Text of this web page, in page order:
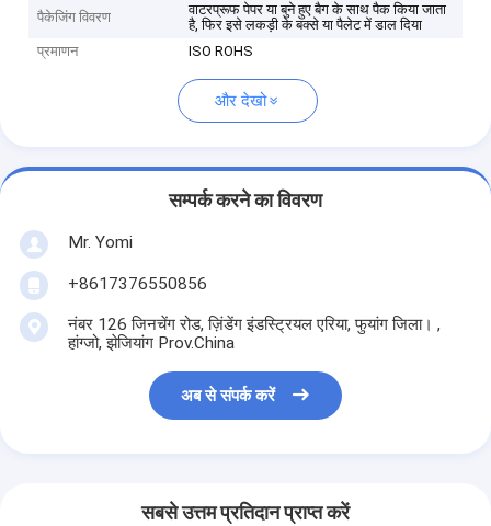
पैकेजिंग विवरण
वाटरप्रूफ पेपर या बुने हुए बैग के साथ पैक किया जाता
है, फिर इसे लकड़ी के बक्से या पैलेट में डाल दिया
प्रमाणन
ISO ROHS
और देखो
सम्पर्क करने का विवरण
Mr. Yomi
+8617376550856
नंबर 126 जिनचेंग रोड, ज़िंडेंग इंडस्ट्रियल एरिया, फुयांग जिला। ,
हांग्जो, झेजियांग Prov.China
अब से संपर्क करें
सबसे उत्तम प्रतिदान प्राप्त करें